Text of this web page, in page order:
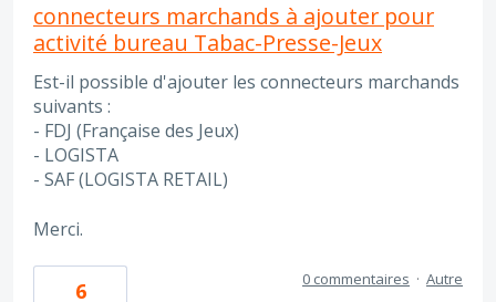
connecteurs marchands à ajouter pour
activité bureau Tabac-Presse-Jeux
Est-il possible d'ajouter les connecteurs marchands
suivants :
- FDJ (Française des Jeux)
- LOGISTA
- SAF (LOGISTA RETAIL)
Merci.
6 0 commentaires · Autre